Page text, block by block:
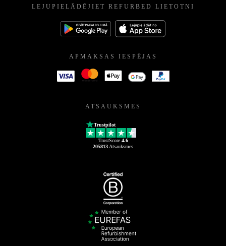
LEJUPIELĀDĒJIET REFURBED LIETOTNI
APMAKSAS IESPĒJAS
ATSAUKSMES
Trustpilot
TrustScore 4.6
205813 Atsauksmes